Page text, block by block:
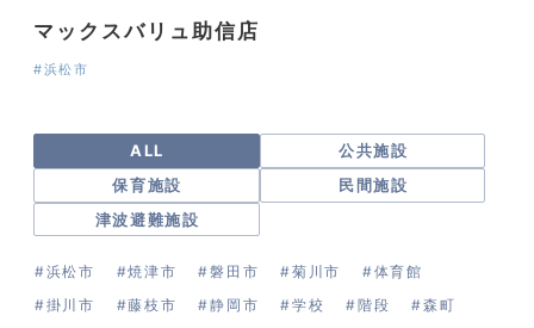
マックスバリュ助信店
#浜松市
ALL
公共施設
保育施設
民間施設
津波避難施設
#浜松市 #焼津市 #磐田市 #菊川市
#体育館
#掛川市
#藤枝市 #静岡市 #学校 #階段
#森町